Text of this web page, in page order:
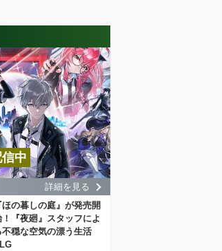
信中
詳細を見る
ほの暮しの庭』が発売開
！『夜廻』スタッフによ
不穏な空気の漂う生活